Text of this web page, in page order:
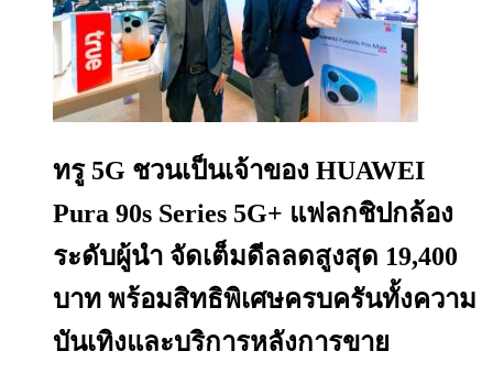
ทรู 5G ชวนเป็นเจ้าของ HUAWEI
Pura 90s Series 5G+ แฟลกชิปกล้อง
ระดับผู้นำ จัดเต็มดีลลดสูงสุด 19,400
บาท พร้อมสิทธิพิเศษครบครันทั้งความ
บันเทิงและบริการหลังการขาย